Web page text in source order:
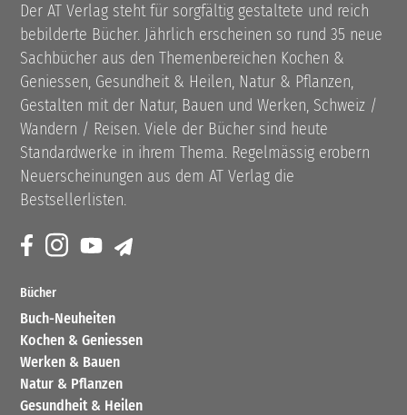
Der AT Verlag steht für sorgfältig gestaltete und reich
bebilderte Bücher. Jährlich erscheinen so rund 35 neue
Sachbücher aus den Themenbereichen Kochen &
Geniessen, Gesundheit & Heilen, Natur & Pflanzen,
Gestalten mit der Natur, Bauen und Werken, Schweiz /
Wandern / Reisen. Viele der Bücher sind heute
Standardwerke in ihrem Thema. Regelmässig erobern
Neuerscheinungen aus dem AT Verlag die
Bestsellerlisten.
Bücher
Buch-Neuheiten
Kochen & Geniessen
Werken & Bauen
Natur & Pflanzen
Gesundheit & Heilen